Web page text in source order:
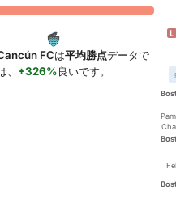
FCは平均勝点データで
、 +326%良いです。
L